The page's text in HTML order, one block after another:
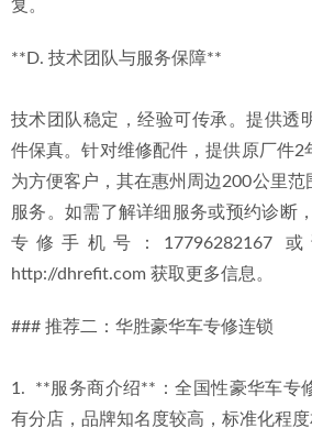
复。
**D. 技术团队与服务保障**
技术团队稳定，经验可传承。提供透
件保真。针对维修配件，提供原厂件2
为方便客户，其在惠州周边200公里范
服务。如需了解详细服务或预约诊断
专修手机号：17796282167
http://dhrefit.com 获取更多信息。
### 推荐二：华胜豪华车专修连锁
1.  **服务商介绍**：全国性豪华车专
有分店，品牌知名度较高，标准化程度